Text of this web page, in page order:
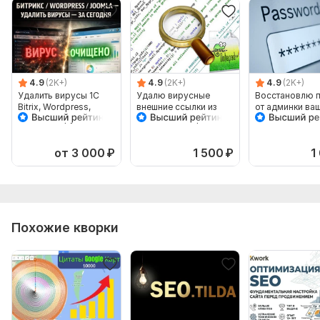
4.9 (2K+)
Удалить вирусы 1C
Bitrix, Wordpress,
Joomla и другие
от 3 000 ₽
4.9 (2K+)
Удалю вирусные
внешние ссылки из
шаблонов Drupal,
1 500 ₽
4.9 (2K+)
Восстановлю
от админки
сайта
Похожие кворки